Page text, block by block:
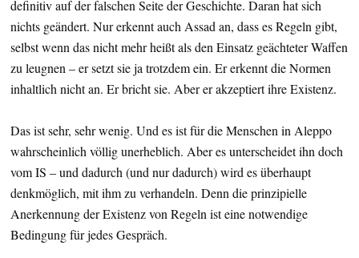
definitiv auf der falschen Seite der Geschichte. Daran hat sich
nichts geändert. Nur erkennt auch Assad an, dass es Regeln gibt,
selbst wenn das nicht mehr heißt als den Einsatz geächteter Waffen
zu leugnen – er setzt sie ja trotzdem ein. Er erkennt die Normen
inhaltlich nicht an. Er bricht sie. Aber er akzeptiert ihre Existenz.
Das ist sehr, sehr wenig. Und es ist für die Menschen in Aleppo
wahrscheinlich völlig unerheblich. Aber es unterscheidet ihn doch
vom IS – und dadurch (und nur dadurch) wird es überhaupt
denkmöglich, mit ihm zu verhandeln. Denn die prinzipielle
Anerkennung der Existenz von Regeln ist eine notwendige
Bedingung für jedes Gespräch.